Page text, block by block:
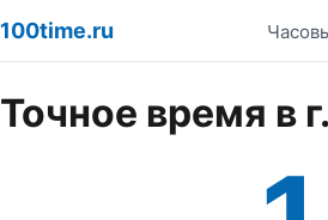
100time.ru
Точное время в